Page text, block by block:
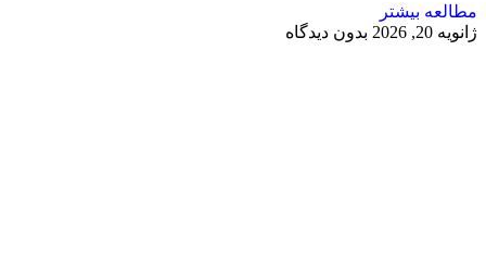
مطالعه بیشتر
ژانویه 20, 2026
بدون دیدگاه